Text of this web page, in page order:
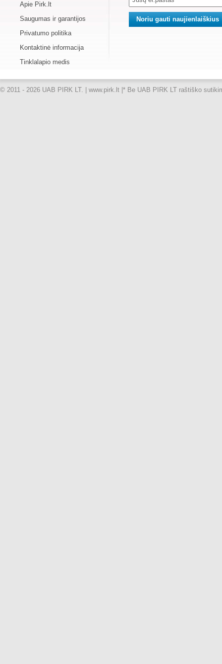
Apie Pirk.lt
Saugumas ir garantijos
Privatumo politika
Kontaktinė informacija
Tinklalapio medis
© 2011 - 2026 UAB PIRK LT. | www.pirk.lt | * Be UAB PIRK LT raštiško